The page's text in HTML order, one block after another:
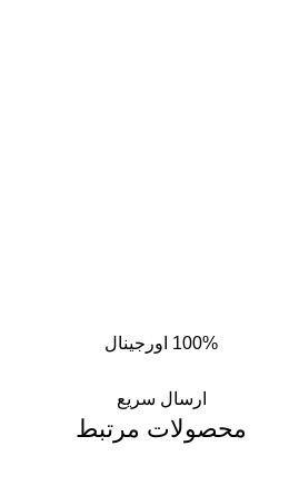
100% اورجینال
ارسال سریع
محصولات مرتبط